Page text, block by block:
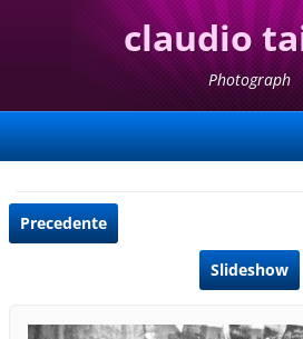
claudio
Photograph
Precedente
Slideshow